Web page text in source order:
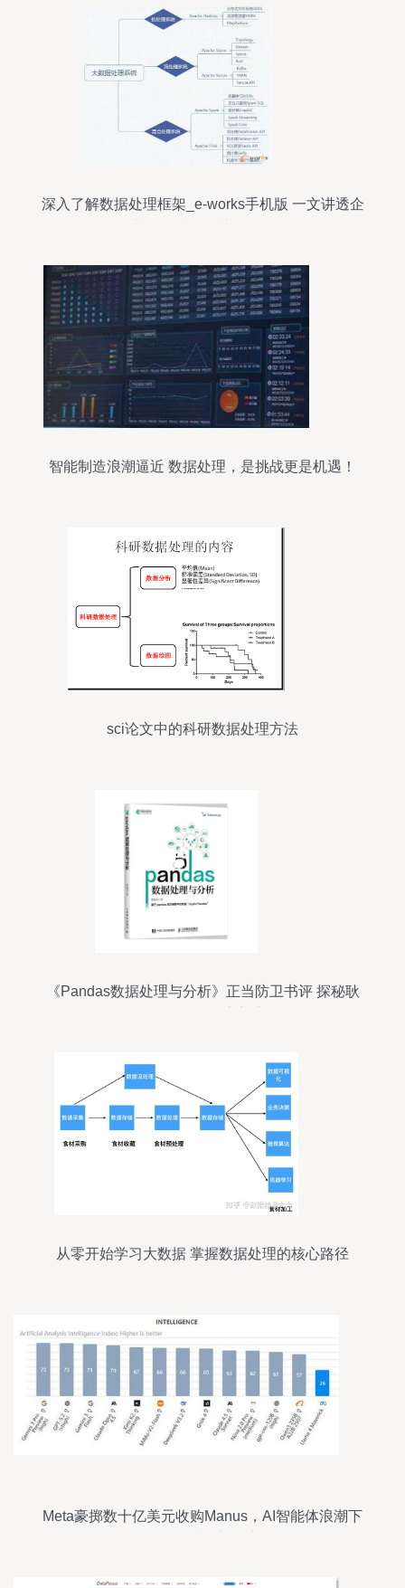
深入了解数据处理框架_e-works手机版 一文讲透企
智能制造浪潮逼近 数据处理，是挑战更是机遇！
sci论文中的科研数据处理方法
《Pandas数据处理与分析》正当防卫书评 探秘耿
从零开始学习大数据 掌握数据处理的核心路径
Meta豪掷数十亿美元收购Manus，AI智能体浪潮下